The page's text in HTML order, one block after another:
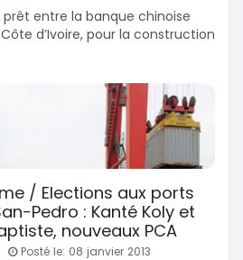
prêt entre la banque chinoise
d’Ivoire, pour la construction
/ Elections aux ports
Pedro : Kanté Koly et
nouveaux PCA
Posté le: 08 janvier 2013